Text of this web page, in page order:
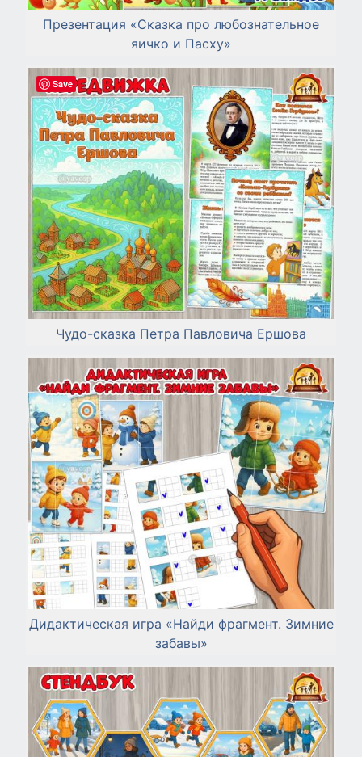
Презентация «Сказка про любознательное
яичко и Пасху»
Чудо-сказка Петра Павловича Ершова
Дидактическая игра «Найди фрагмент. Зимние
забавы»
Save